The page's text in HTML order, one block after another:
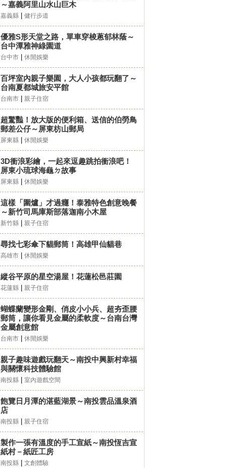
～嘉義阿里山水山巨木
嘉義縣 健行步道
優雅S形天堂之路，單車穿梭蔥郁林蔭～
台中潭雅神綠園道
台中市 休閒娛樂
百坪室內親子樂園，大人小孩都玩翻了～
台南夏都城旅安平館
台南市 親子住宿
超驚豔！放大版的便利箱、送信的伯勞鳥
郵差公仔～屏東枋山郵局
屏東縣 休閒娛樂
3D衝浪彩繪，一起來逗趣跳拍衝浪吧！
屏東小琉球海龜ㄉ故事
屏東縣 休閒娛樂
這樣「圍爐」才過癮！泰雅特色創意晚餐
～新竹司馬庫斯部落迦南小木屋
新竹縣 親子住宿
尋找七彩傘下貓郵筒！高雄甲仙貓巷
高雄市 休閒娛樂
縱谷平原的星空湯屋！花蓮松邑莊園
花蓮縣 親子住宿
蝴蝶蘭變形金剛、俏皮小小兵、超夯歪腰
郵筒，讓你看見金屬的柔軟度～台南台灣
金屬創意館
台南市 休閒娛樂
親子趣味遊戲玩翻天～南投中興新村幸福
與關懷科技體驗館
南投縣 室內遊戲空間
飽覽日月潭的湛藍湖景～南投雲品溫泉酒
店
南投縣 親子住宿
製作一張有溫度的手工宣紙～南投恆吉宣
紙村－紙匠工房
南投縣 文創體驗